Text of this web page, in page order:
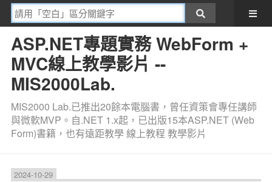
ASP.NET專題實務 WebForm +
MVC線上教學影片 --
MIS2000Lab.
MIS2000 Lab.已推出20餘本電腦書，曾任資策會專任講師
與微軟MVP。自.NET 1.x起，已出版15本ASP.NET (Web
Form)書籍，也有遠距教學 線上教程 教學影片
2024-10-29